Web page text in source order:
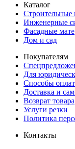
Каталог
Строительные
Инженерные
Фасадные
Дом и сад
Покупателям
Для
Способы
Доставка и
Возврат товара
Услуги резки
Политика
Контакты